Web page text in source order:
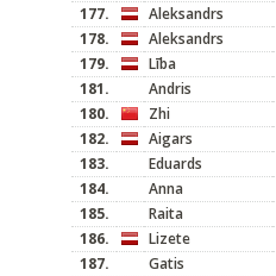
177.
Aleksandrs
178.
Aleksandrs
179.
Lība
181.
Andris
180.
Zhi
182.
Aigars
183.
Eduards
184.
Anna
185.
Raita
186.
Lizete
187.
Gatis